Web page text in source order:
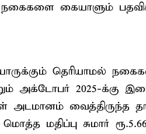
நகைகளை கையாளும்
தெரியாமல்
அக்டோபர் 2025-க்கு
அடமானம் வைத்திருந்த
மொத்த மதிப்பு சுமார்